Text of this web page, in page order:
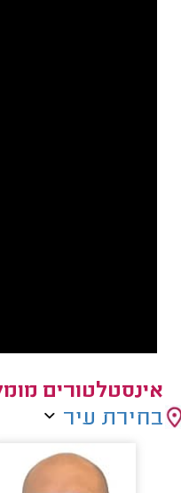
אינסטלטורים
בחירת עיר